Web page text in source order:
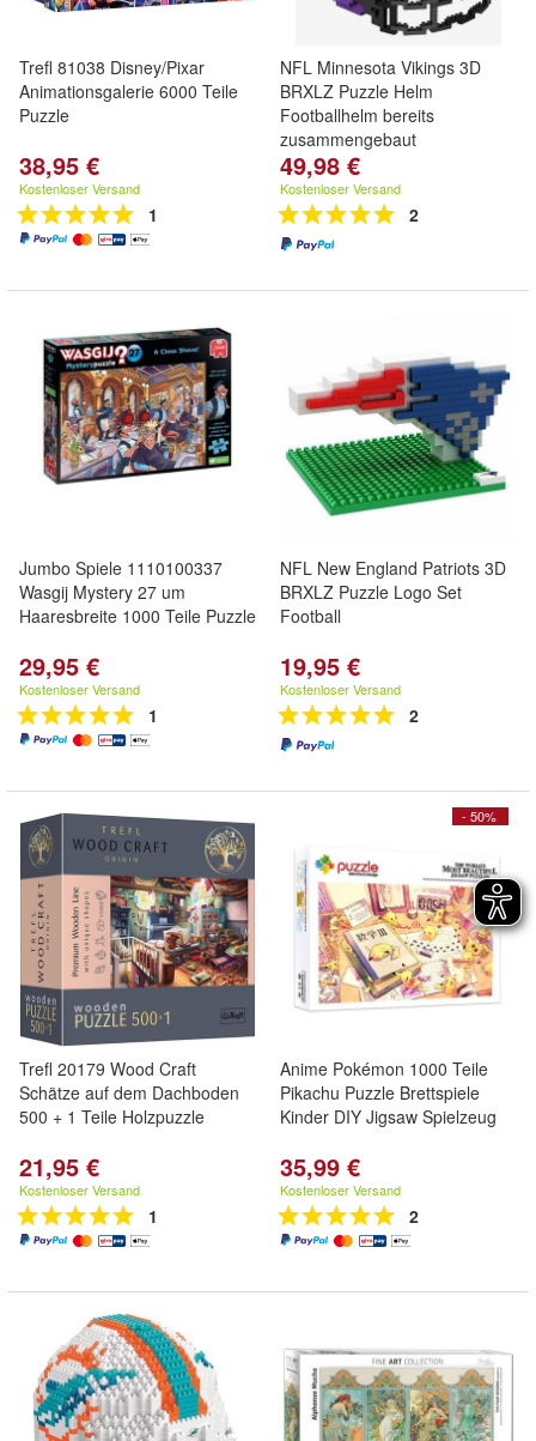
Trefl 81038 Disney/Pixar
Animationsgalerie 6000 Teile
Puzzle
38,95 €
Kostenloser Versand
1
NFL Minnesota Vikings 3D
BRXLZ Puzzle Helm
Footballhelm bereits
zusammengebaut
49,98 €
Kostenloser Versand
2
Jumbo Spiele 1110100337
Wasgij Mystery 27 um
Haaresbreite 1000 Teile Puzzle
29,95 €
Kostenloser Versand
1
NFL New England Patriots 3D
BRXLZ Puzzle Logo Set
Football
19,95 €
Kostenloser Versand
2
Trefl 20179 Wood Craft
Schätze auf dem Dachboden
500 + 1 Teile Holzpuzzle
21,95 €
Kostenloser Versand
1
- 50%
Anime Pokémon 1000 Teile
Pikachu Puzzle Brettspiele
Kinder DIY Jigsaw Spielzeug
35,99 €
Kostenloser Versand
2